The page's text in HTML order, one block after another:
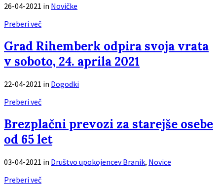
26-04-2021 in Novičke
Preberi več
Grad Rihemberk odpira svoja vrata
v soboto, 24. aprila 2021
22-04-2021 in Dogodki
Preberi več
Brezplačni prevozi za starejše osebe
od 65 let
03-04-2021 in Društvo upokojencev Branik, Novice
Preberi več